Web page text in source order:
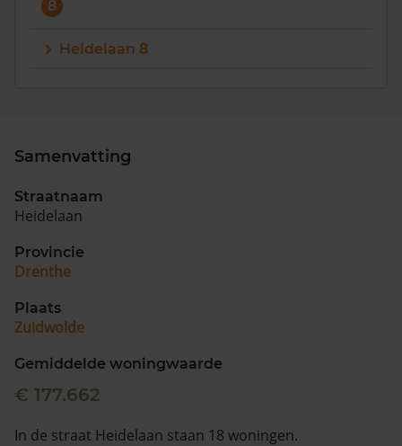
8
Heidelaan 8
Samenvatting
Straatnaam
Heidelaan
Provincie
Drenthe
Plaats
Zuidwolde
Gemiddelde woningwaarde
€ 177.662
In de straat Heidelaan staan 18 woningen.